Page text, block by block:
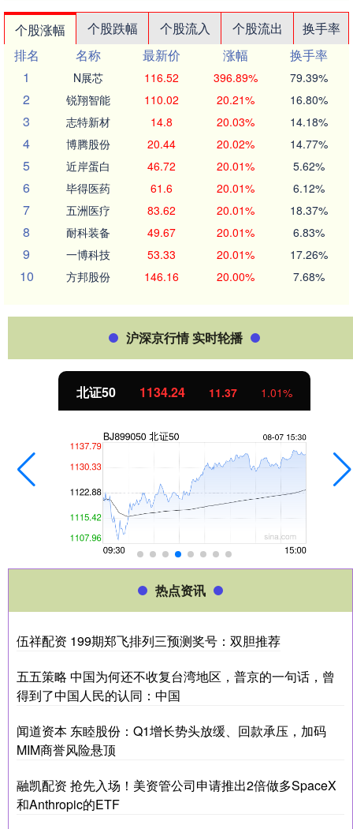
个股涨幅 个股跌幅 个股流入 个股流出
换手率
排名
名称 最新价 涨幅
换手率
1
N展芯 116.52 396.89% 79.39%
2 锐翔智能 110.02 20.21% 16.80%
3 志特新材 14.8 20.03% 14.18%
4 博腾股份 20.44 20.02% 14.77%
5 近岸蛋白 46.72 20.01% 5.62%
6 毕得医药 61.6 20.01% 6.12%
7 五洲医疗 83.62 20.01% 18.37%
8 耐科装备 49.67 20.01% 6.83%
9 一博科技 53.33 20.01% 17.26%
10 方邦股份 146.16 20.00% 7.68%
沪深京行情 实时轮播
北证50 1134.24 11.37 1.01%
热点资讯
伍祥配资 199期郑飞排列三预测奖号：双胆推荐
五五策略 中国为何还不收复台湾地区，普京的一句话，曾
得到了中国人民的认同：中国
闻道资本 东睦股份：Q1增长势头放缓、回款承压，加码
MIM商誉风险悬顶
融凯配资 抢先入场！美资管公司申请推出2倍做多SpaceX
和Anthropic的ETF